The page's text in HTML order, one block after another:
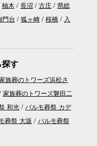
柚木 長沼 古庄
県総
門台 狐ヶ崎 桜橋
入
す
族葬のトワーズ浜松さ
家族葬のトワーズ磐田二
和光
パルモ葬祭 カデ
葬祭 大坂
パルモ葬祭